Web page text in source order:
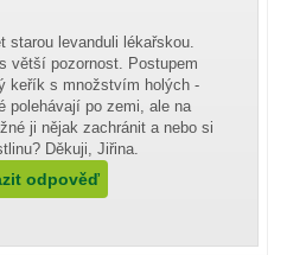
starou levanduli lékařskou.
větší pozornost. Postupem
keřík s množstvím holých -
polehávají po zemi, ale na
ji nějak zachránit a nebo si
Děkuji, Jiřina.
odpověď